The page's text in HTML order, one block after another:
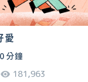
愛
分鐘
181,963